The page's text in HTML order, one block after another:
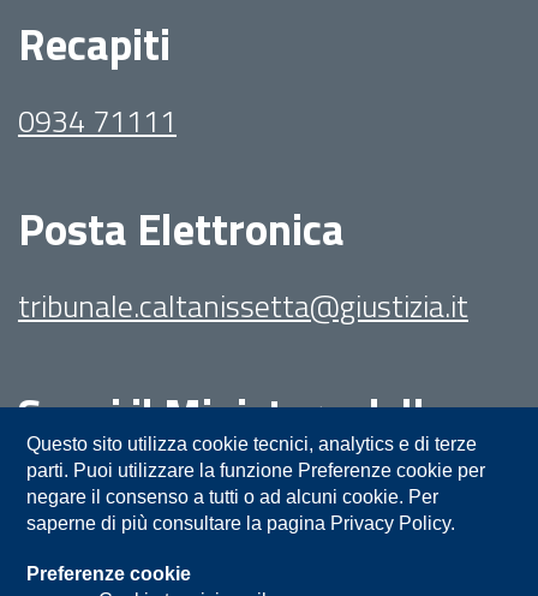
Recapiti
0934 71111
Posta Elettronica
tribunale.caltanissetta@giustizia.it
Segui il Ministero della
Giustizia su:
Questo sito utilizza cookie tecnici, analytics e di terze
parti. Puoi utilizzare la funzione Preferenze cookie per
negare il consenso a tutti o ad alcuni cookie. Per
saperne di più consultare la pagina Privacy Policy.
Preferenze cookie